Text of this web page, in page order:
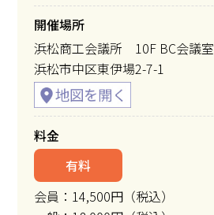
開催場所
浜松商工会議所 10F BC会議室
浜松市中区東伊場2-7-1
料金
有料
会員：14,500円（税込）